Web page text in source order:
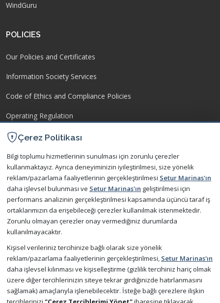
WindGuru
POLICIES
Our Policies and Certificates
Information Society Services
Code of Ethics and Compliance Policies
Operating Regulation
Protection of Personal Data
COMMUNICATION
Contact Us
Frequently Asked Questions
Çerez Politikası
Bilgi toplumu hizmetlerinin sunulması için zorunlu çerezler
kullanmaktayız. Ayrıca deneyiminizin iyileştirilmesi, size yönelik
reklam/pazarlama faaliyetlerinin gerçekleştirilmesi Setur Marinas'ın
daha işlevsel bulunması ve Setur Marinas'ın geliştirilmesi için
performans analizinin gerçekleştirilmesi kapsamında üçüncü taraf iş
ortaklarımızın da erişebileceği çerezler kullanılmak istenmektedir.
Zorunlu olmayan çerezler onay vermediğiniz durumlarda
kullanılmayacaktır.
Kişisel verileriniz tercihinize bağlı olarak size yönelik
reklam/pazarlama faaliyetlerinin gerçekleştirilmesi, Setur Marinas'ın
daha işlevsel kılınması ve kişiselleştirme (gizlilik tercihiniz hariç olmak
üzere diğer tercihlerinizin siteye tekrar girdiğinizde hatırlanmasını
sağlamak) amaçlarıyla işlenebilecektir. İsteğe bağlı çerezlere ilişkin